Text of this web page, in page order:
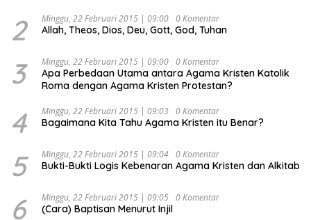
2 Minggu, 22 Februari 2015 | 09:00 0 Komentar
Allah, Theos, Dios, Deu, Gott, God, Tuhan
3 Minggu, 22 Februari 2015 | 09:00 0 Komentar
Apa Perbedaan Utama antara Agama Kristen Katolik
Roma dengan Agama Kristen Protestan?
4 Minggu, 22 Februari 2015 | 09:03 0 Komentar
Bagaimana Kita Tahu Agama Kristen itu Benar?
5 Minggu, 22 Februari 2015 | 09:04 0 Komentar
Bukti-Bukti Logis Kebenaran Agama Kristen dan Alkitab
6 Minggu, 22 Februari 2015 | 09:05 0 Komentar
(Cara) Baptisan Menurut Injil